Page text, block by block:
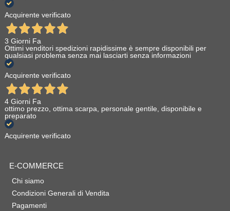
Acquirente verificato
3 Giorni Fa
Ottimi venditori spedizioni rapidissime è sempre disponibili per
qualsiasi problema senza mai lasciarti senza informazioni
Acquirente verificato
4 Giorni Fa
ottimo prezzo, ottima scarpa, personale gentile, disponibile e
preparato
Acquirente verificato
E-COMMERCE
Chi siamo
Condizioni Generali di Vendita
Pagamenti